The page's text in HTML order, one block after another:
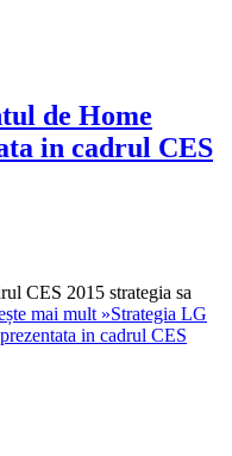
de Home
in cadrul CES
CES 2015 strategia sa
mai mult »Strategia LG
in cadrul CES